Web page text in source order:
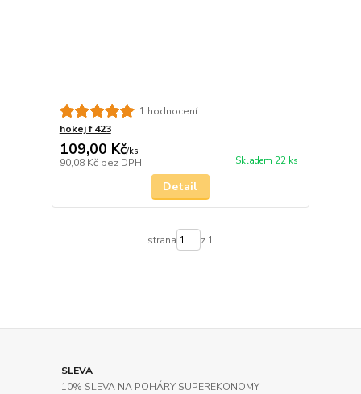
1 hodnocení
hokej f 423
109,00 Kč/ks
90,08 Kč bez DPH Skladem 22 ks
Detail
strana z 1
SLEVA
10% SLEVA NA POHÁRY SUPEREKONOMY